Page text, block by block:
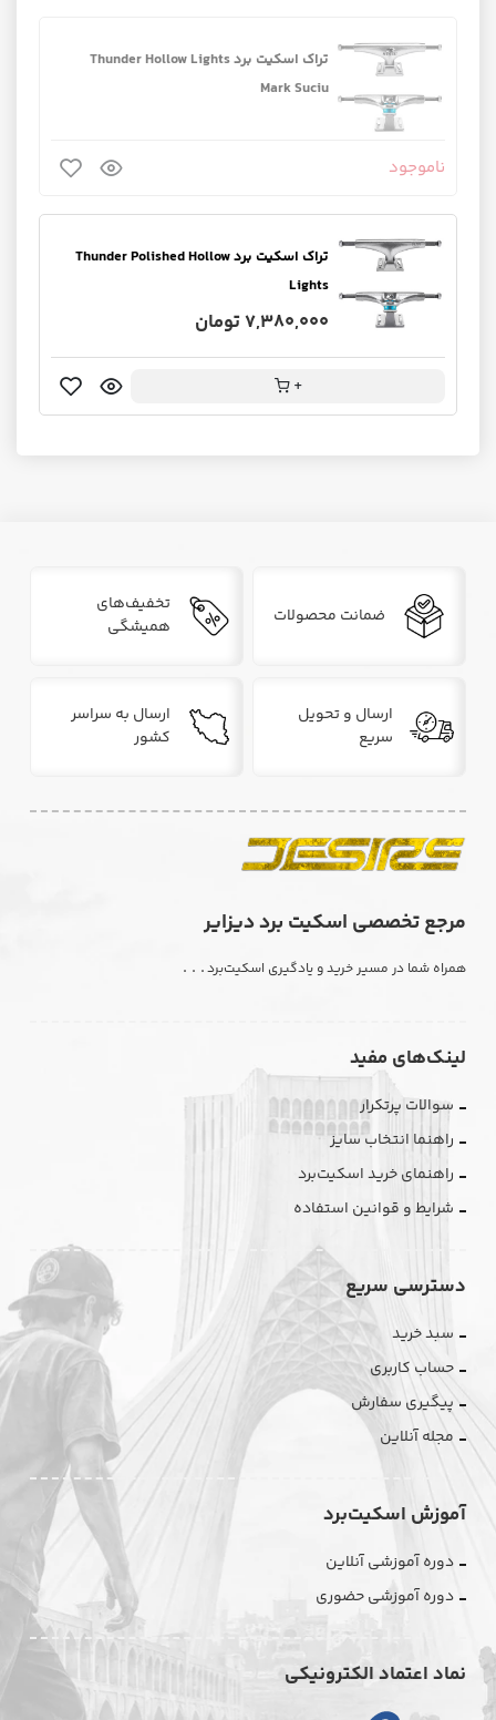
تراک اسکیت برد Thunder Hollow Lights
Mark Suciu
ناموجود
تراک اسکیت برد Thunder Polished Hollow
Lights
7,380,000 تومان
+
ضمانت محصولات
تخفیف‌های
همیشگی
ارسال و تحویل
سریع
ارسال به سراسر
کشور
مرجع تخصصی اسکیت برد دیزایر
همراه شما در مسیر خرید و یادگیری اسکیت‌برد. . .
لینک‌های مفید
سوالات پرتکرار
راهنما انتخاب سایز
راهنمای خرید اسکیت‌برد
شرایط و قوانین استفاده
دسترسی سریع
سبد خرید
حساب کاربری
پیگیری سفارش
مجله آنلاین
آموزش اسکیت‌برد
دوره آموزشی آنلاین
دوره آموزشی حضوری
نماد اعتماد الکترونیکی